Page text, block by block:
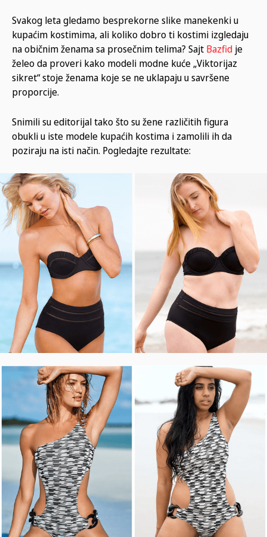
Svakog leta gledamo besprekorne slike manekenki u
kupaćim kostimima, ali koliko dobro ti kostimi izgledaju
na običnim ženama sa prosečnim telima? Sajt Bazfid je
želeo da proveri kako modeli modne kuće „Viktorijaz
sikret“ stoje ženama koje se ne uklapaju u savršene
proporcije.
Snimili su editorijal tako što su žene različitih figura
obukli u iste modele kupaćih kostima i zamolili ih da
poziraju na isti način. Pogledajte rezultate: